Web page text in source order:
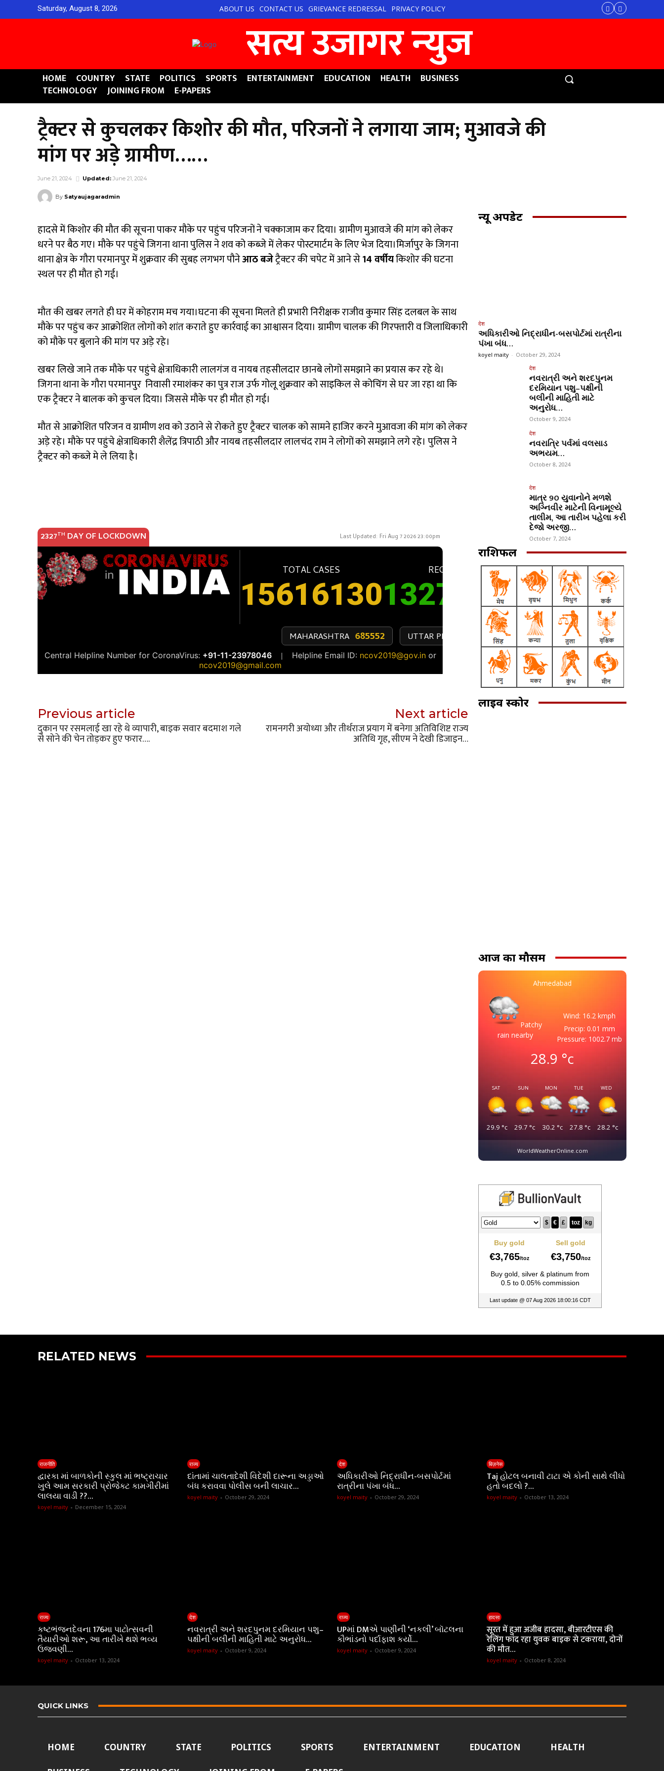
Saturday, August 8, 2026 ABOUT US CONTACT US GRIEVANCE REDRESSAL PRIVACY POLICY
सत्य उजागर न्‍युज
HOME COUNTRY STATE POLITICS SPORTS ENTERTAINMENT EDUCATION HEALTH
BUSINESS
TECHNOLOGY
JOINING FROM E-PAPERS
ट्रैक्टर से कुचलकर किशोर की मौत, परिजनों ने लगाया जाम; मुआवजे की
मांग पर अड़े ग्रामीण……
June 21, 2024 Updated: June 21, 2024
By Satyaujagaradmin
हादसे में किशोर की मौत की सूचना पाकर मौके पर पहुंच परिजनों ने चक्काजाम कर दिया। ग्रामीण मुआवजे की मांग को लेकर
धरने पर बैठ गए। मौके पर पहुंचे जिगना थाना पुलिस ने शव को कब्जे में लेकर पोस्टमार्टम के लिए भेज दिया।मिर्जापुर के जिगना
थाना क्षेत्र के गौरा परमानपुर में शुक्रवार की सुबह लगभग पौनेआठ बजेट्रैक्टर की चपेट में आने से14 वर्षीयकिशोर की घटना
स्थल पर ही मौत हो गई।
मौत की खबर लगते ही घर में कोहराम मच गया।घटना की सूचना मिलते ही प्रभारी निरीक्षक राजीव कुमार सिंह दलबल के साथ
मौके पर पहुंच कर आक्रोशित लोगों को शांत कराते हुए कार्रवाई का आश्वासन दिया। ग्रामीण चालक की गिरफ्तारी व जिलाधिकारी
को मौके पर बुलाने की मांग पर अड़े रहे।
खबर लिखे जाने तक मौके पर पहुंचे क्षेत्राधिकारी लालगंज व नायब तहसीलदार छानबे लोगों समझाने का प्रयास कर रहे थे।
जिगना थाना के गौरा परमानपुर निवासी रमाशंकर का पुत्र राज उर्फ गोलू शुक्रवार को साइकिल से कोचिंग से घर जा रहा था कि
एक ट्रैक्टर ने बालक को कुचल दिया। जिससे मौके पर ही मौत हो गई।
मौत से आक्रोशित परिजन व ग्रामीण शव को उठाने से रोकते हुए ट्रैक्टर चालक को सामने हाजिर करने मुआवजा की मांग को लेकर
अड़े रहे। मौके पर पहुंचे क्षेत्राधिकारी शैलेंद्र त्रिपाठी और नायब तहसीलदार लालचंद राम ने लोगों को समझाने लगे रहे। पुलिस ने
ट्रैक्टर को कब्जे मे ले लिया है।
Previous article
दुकान पर रसमलाई खा रहे थे व्यापारी, बाइक सवार बदमाश गले
से सोने की चेन तोड़कर हुए फरार….
Next article
रामनगरी अयोध्या और तीर्थराज प्रयाग में बनेगा अतिविशिष्ट राज्य
अतिथि गृह, सीएम ने देखी डिजाइन…
न्यू अपडेट
देश
અધિકારીઓ નિદ્રાધીન-બસપોર્ટમાં રાત્રીના
પંખા બંધ…
koyel maity - October 29, 2024
देश
નવરાત્રી અને શરદપુનમ
દરમિયાન પશુ–પક્ષીની
બલીની માહિતી માટે
અનુરોધ…
October 9, 2024
देश
નવરાત્રિ પર્વમાં વલસાડ
અભયમ…
October 8, 2024
देश
માત્ર 90 યુવાનોને મળશે
અગ્નિવીર માટેની વિનામૂલ્યે
તાલીમ, આ તારીખ પહેલા કરી
દેજો અરજી…
October 7, 2024
राशिफल
लाइव स्कोर
आज का मौसम
Ahmedabad
Patchy
rain nearby
Wind: 16.2 kmph
Precip: 0.01 mm
Pressure: 1002.7 mb
28.9°c
SAT
29.9 °c
SUN
29.7 °c
MON
30.2 °c
TUE
27.8 °c
WED
28.2 °c
WorldWeatherOnline.com
RELATED NEWS
राजनीति
દ્વારકા માં બાળકોની સ્કુલ માં ભષ્ટ્રાચાર
ખુલે આમ સરકારી પ્રોજેક્ટ કામગીરીમાં
લાલયા વાડી ??…
koyel maity - December 15, 2024
राज्य
દાંતામાં ચાલતાદેશી વિદેશી દારૂના અડ્ડાઓ
બંધ કરાવવા પોલીસ બની લાચાર…
koyel maity - October 29, 2024
देश
અધિકારીઓ નિદ્રાધીન-બસપોર્ટમાં
રાત્રીના પંખા બંધ…
koyel maity - October 29, 2024
बिज़नेस
Taj હોટલ બનાવી ટાટા એ કોની સાથે લીધો
હતો બદલો ?…
koyel maity - October 13, 2024
राज्य
કષ્ટભંજનદેવના 176મા પાટોત્સવની
તૈયારીઓ શરૂ, આ તારીખે થશે ભવ્ય
ઉજવણી…
koyel maity - October 13, 2024
देश
નવરાત્રી અને શરદપુનમ દરમિયાન પશુ–
પક્ષીની બલીની માહિતી માટે અનુરોધ…
koyel maity - October 9, 2024
राज्य
UPમાં DMએ પાણીની ‘નકલી’ બૉટલના
કૌભાંડનો પર્દાફાશ કર્યો…
koyel maity - October 9, 2024
हादसा
सूरत में हुआ अजीब हादसा, बीआरटीएस की
रेलिंग फांद रहा युवक बाइक से टकराया, दोनों
की मौत…
koyel maity - October 8, 2024
QUICK LINKS
HOME COUNTRY STATE POLITICS SPORTS ENTERTAINMENT EDUCATION HEALTH